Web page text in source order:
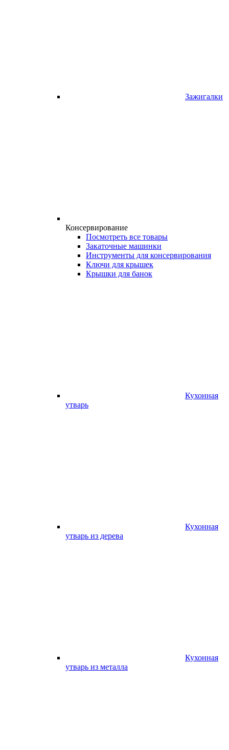
Зажигалки
Консервирование
Посмотреть все товары
Закаточные машинки
Инструменты для консервирования
Ключи для крышек
Крышки для банок
Кухонная
утварь
Кухонная
утварь из дерева
Кухонная
утварь из металла